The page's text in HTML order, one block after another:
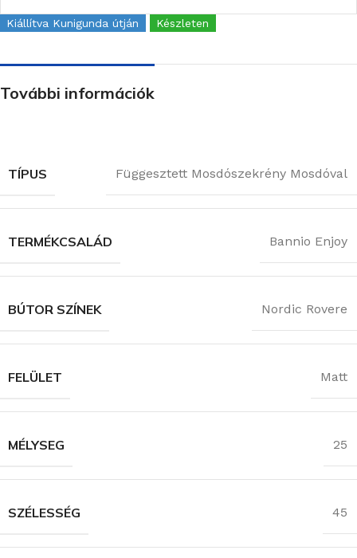
Kiállítva Kunigunda útján Készleten
További információk
TÍPUS Függesztett Mosdószekrény Mosdóval
TERMÉKCSALÁD Bannio Enjoy
BÚTOR SZÍNEK Nordic Rovere
FELÜLET Matt
MÉLYSEG 25
SZÉLESSÉG 45